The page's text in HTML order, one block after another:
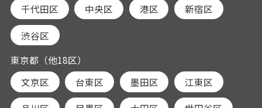
千代田区
中央区 港区 新宿区
渋谷区
東京都（他18区）
文京区
台東区 墨田区 江東区